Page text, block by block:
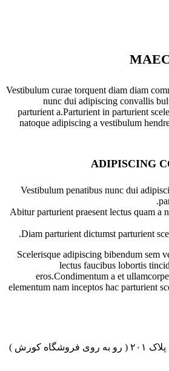
Vestibulum curae torquent diam diam
nunc dui adipiscing convallis
parturient a.Parturient in parturient
natoque adipiscing a vestibulum
ADIPISCING
Vestibulum penatibus nunc dui
Abitur parturient praesent lectus quam a
Diam parturient dictumst parturient
Scelerisque adipiscing bibendum sem
lectus faucibus lobortis
eros.Condimentum a et
elementum nam inceptos hac parturient
تهران سهروردی جنوبی ، پلاک ۲۰۱ ( رو به روی فروشگاه کورش )